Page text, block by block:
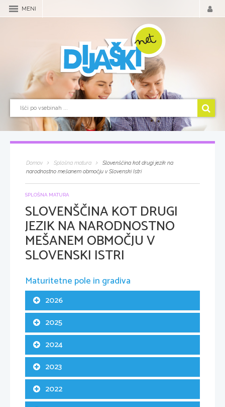
MENI
Domov Splošna matura
Slovenščina kot drugi jezik na
narodnostno mešanem območju v Slovenski Istri
SPLOŠNA MATURA
SLOVENŠČINA KOT DRUGI
JEZIK NA NARODNOSTNO
MEŠANEM OBMOČJU V
SLOVENSKI ISTRI
Maturitetne pole in gradiva
2026
2025
2024
2023
2022